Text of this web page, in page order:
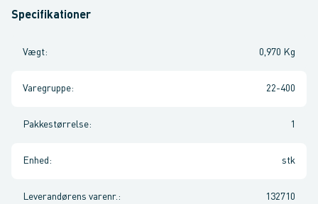
Specifikationer
Vægt: 0,970 Kg
Varegruppe: 22-400
Pakkestørrelse: 1
Enhed : stk
Leverandørens varenr. : 132710